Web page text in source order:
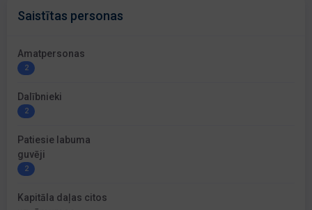
Saistītas personas
Amatpersonas
2
Dalībnieki
2
Patiesie labuma
guvēji
2
Kapitāla daļas citos